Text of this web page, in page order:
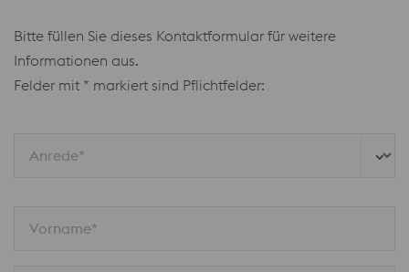
Bitte füllen Sie dieses Kontaktformular für weitere
Informationen aus.
Felder mit * markiert sind Pflichtfelder:
Anrede*
Vorname*